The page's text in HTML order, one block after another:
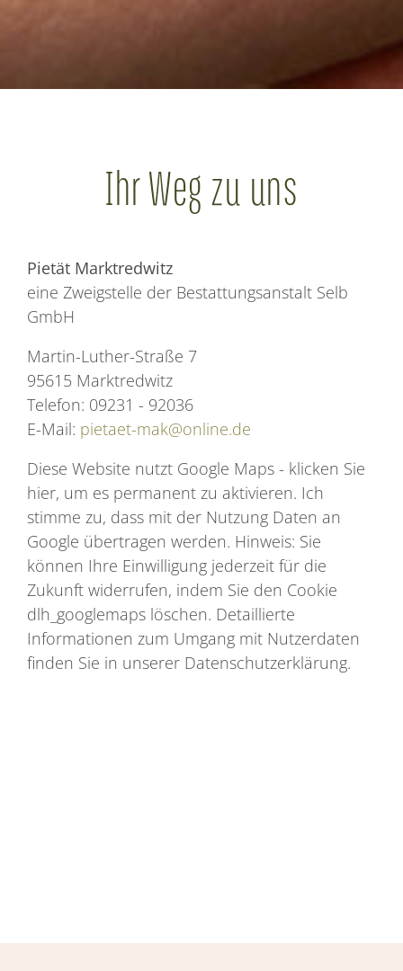
Ihr Weg zu uns
Pietät Marktredwitz
eine Zweigstelle der Bestattungsanstalt Selb
GmbH
Martin-Luther-Straße 7
95615 Marktredwitz
Telefon: 09231 - 92036
E-Mail: pietaet-mak@online.de
Diese Website nutzt Google Maps - klicken Sie
hier, um es permanent zu aktivieren. Ich
stimme zu, dass mit der Nutzung Daten an
Google übertragen werden. Hinweis: Sie
können Ihre Einwilligung jederzeit für die
Zukunft widerrufen, indem Sie den Cookie
dlh_googlemaps löschen. Detaillierte
Informationen zum Umgang mit Nutzerdaten
finden Sie in unserer Datenschutzerklärung.